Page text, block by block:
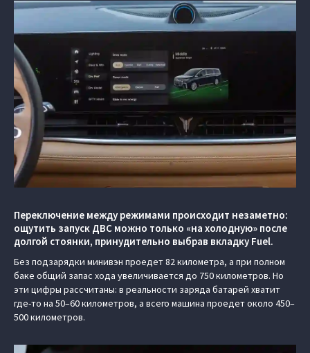
Переключение между режимами происходит незаметно:
ощутить запуск ДВС можно только «на холодную» после
долгой стоянки, принудительно выбрав вкладку Fuel.
Без подзарядки минивэн проедет 82 километра, а при полном
баке общий запас хода увеличивается до 750 километров. Но
эти цифры рассчитаны: в реальности заряда батарей хватит
где-то на 50–60 километров, а всего машина проедет около 450–
500 километров.